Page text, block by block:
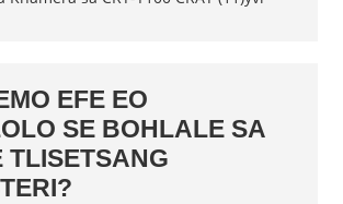
EFE EO
SE BOHLALE SA
TLISETSANG